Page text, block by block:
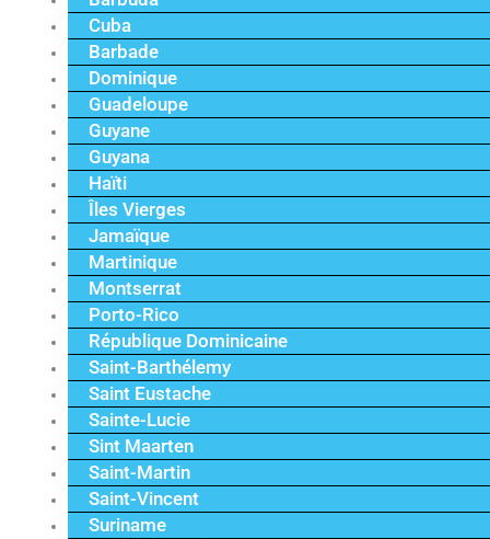
Cuba
Barbade
Dominique
Guadeloupe
Guyane
Guyana
Haïti
Îles Vierges
Jamaïque
Martinique
Montserrat
Porto-Rico
République Dominicaine
Saint-Barthélemy
Saint Eustache
Sainte-Lucie
Sint Maarten
Saint-Martin
Saint-Vincent
Suriname